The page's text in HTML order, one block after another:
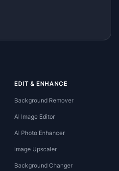
EDIT & ENHANCE
Background Remover
AI Image Editor
AI Photo Enhancer
Image Upscaler
Background Changer